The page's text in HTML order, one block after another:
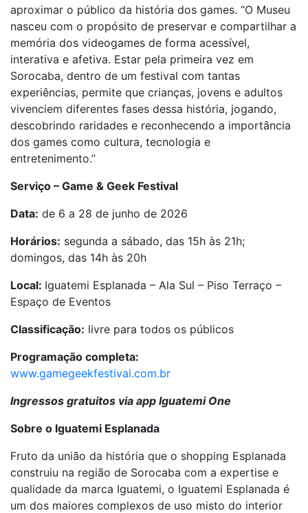
aproximar o público da história dos games. “O Museu
nasceu com o propósito de preservar e compartilhar a
memória dos videogames de forma acessível,
interativa e afetiva. Estar pela primeira vez em
Sorocaba, dentro de um festival com tantas
experiências, permite que crianças, jovens e adultos
vivenciem diferentes fases dessa história, jogando,
descobrindo raridades e reconhecendo a importância
dos games como cultura, tecnologia e
entretenimento.”
Serviço – Game & Geek Festival
Data: de 6 a 28 de junho de 2026
Horários: segunda a sábado, das 15h às 21h;
domingos, das 14h às 20h
Local: Iguatemi Esplanada – Ala Sul – Piso Terraço –
Espaço de Eventos
Classificação: livre para todos os públicos
Programação completa:
www.gamegeekfestival.com.br
Ingressos gratuitos via app Iguatemi One
Sobre o Iguatemi Esplanada
Fruto da união da história que o shopping Esplanada
construiu na região de Sorocaba com a expertise e
qualidade da marca Iguatemi, o Iguatemi Esplanada é
um dos maiores complexos de uso misto do interior